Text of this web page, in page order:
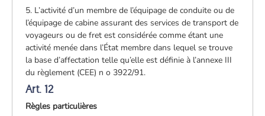
5. L’activité d’un membre de l’équipage de conduite ou de
l’équipage de cabine assurant des services de transport de
voyageurs ou de fret est considérée comme étant une
activité menée dans l’État membre dans lequel se trouve
la base d’affectation telle qu’elle est définie à l’annexe III
du règlement (CEE) n o 3922/91.
Art. 12
Règles particulières